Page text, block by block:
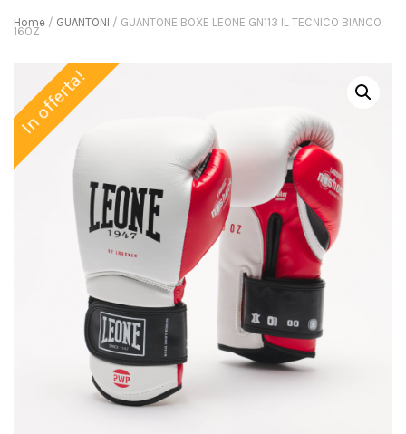
Home / GUANTONI / GUANTONE BOXE LEONE GN113 IL TECNICO BIANCO
16OZ
In offerta!